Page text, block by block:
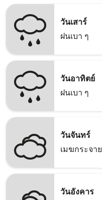
วันเสาร์
ฝนเบา ๆ
วันอาทิตย์
ฝนเบา ๆ
วันจันทร์
เมฆกระจาย
วันอังคาร